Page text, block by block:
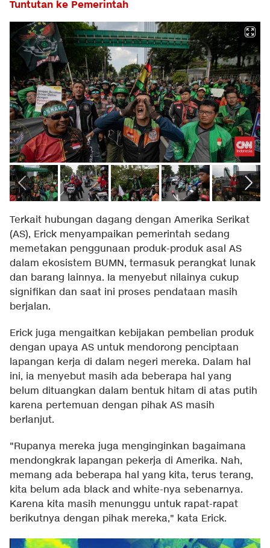
Tuntutan ke Pemerintah
Terkait hubungan dagang dengan Amerika Serikat
(AS), Erick menyampaikan pemerintah sedang
memetakan penggunaan produk-produk asal AS
dalam ekosistem BUMN, termasuk perangkat lunak
dan barang lainnya. Ia menyebut nilainya cukup
signifikan dan saat ini proses pendataan masih
berjalan.
Erick juga mengaitkan kebijakan pembelian produk
dengan upaya AS untuk mendorong penciptaan
lapangan kerja di dalam negeri mereka. Dalam hal
ini, ia menyebut masih ada beberapa hal yang
belum dituangkan dalam bentuk hitam di atas putih
karena pertemuan dengan pihak AS masih
berlanjut.
"Rupanya mereka juga menginginkan bagaimana
mendongkrak lapangan pekerja di Amerika. Nah,
memang ada beberapa hal yang kita, terus terang,
kita belum ada black and white-nya sebenarnya.
Karena kita masih menunggu untuk rapat-rapat
berikutnya dengan pihak mereka," kata Erick.